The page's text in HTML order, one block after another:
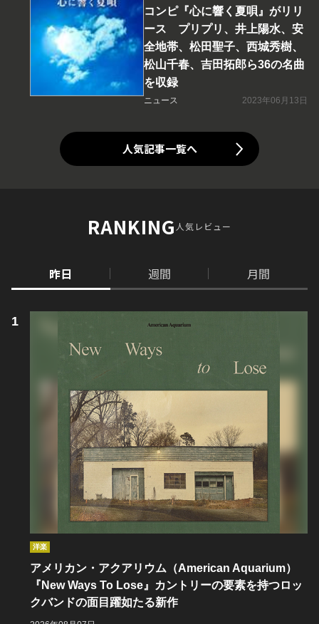
コンピ『心に響く夏唄』がリリ
ース プリプリ、井上陽水、安
全地帯、松田聖子、西城秀樹、
松山千春、吉田拓郎ら36の名曲
を収録
ニュース 2023年06月13日
人気記事一覧へ
RANKING人気レビュー
昨日 週間 月間
洋楽
アメリカン・アクアリウム（American Aquarium）
『New Ways To Lose』カントリーの要素を持つロッ
クバンドの面目躍如たる新作